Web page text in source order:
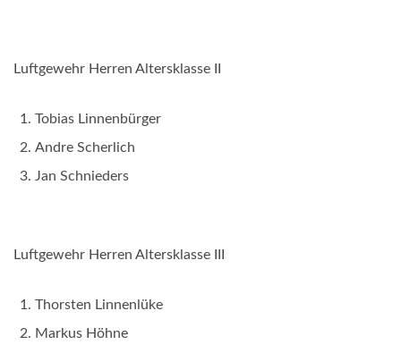
Luftgewehr Herren Altersklasse II
Tobias Linnenbürger
Andre Scherlich
Jan Schnieders
Luftgewehr Herren Altersklasse III
Thorsten Linnenlüke
Markus Höhne